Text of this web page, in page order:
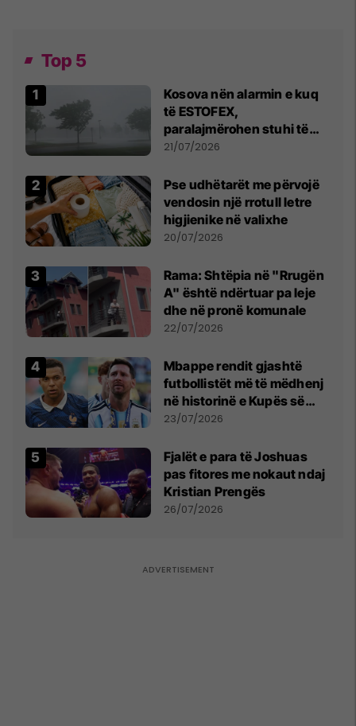
Top 5
Kosova nën alarmin e kuq
të ESTOFEX,
paralajmërohen stuhi të
fuqishme me breshër dhe
21/07/2026
Pse udhëtarët me përvojë
vendosin një rrotull letre
higjienike në valixhe
20/07/2026
Rama: Shtëpia në "Rrugën
A" është ndërtuar pa leje
dhe në pronë komunale
22/07/2026
Mbappe rendit gjashtë
futbollistët më të mëdhenj
në historinë e Kupës së
Botës, Messi mbetet i dyti
23/07/2026
Fjalët e para të Joshuas
pas fitores me nokaut ndaj
Kristian Prengës
26/07/2026